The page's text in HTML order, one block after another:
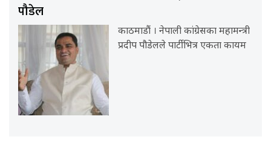
पौडेल
काठमाडौं । नेपाली कांग्रेसका महामन्त्री
प्रदीप पौडेलले पार्टीभित्र एकता कायम